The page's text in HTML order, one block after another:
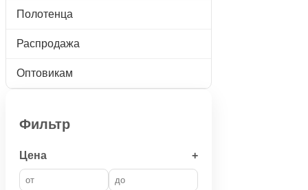
Полотенца
Распродажа
Оптовикам
Фильтр
Цена +